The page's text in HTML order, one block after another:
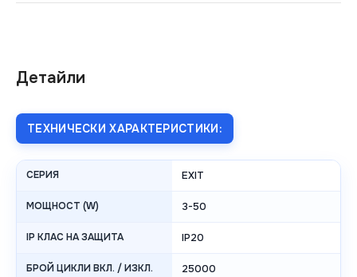
Детайли
ТЕХНИЧЕСКИ ХАРАКТЕРИСТИКИ:
СЕРИЯ EXIT
МОЩНОСТ (W) 3-50
IP КЛАС НА ЗАЩИТА IP20
БРОЙ ЦИКЛИ ВКЛ. / ИЗКЛ. 25000